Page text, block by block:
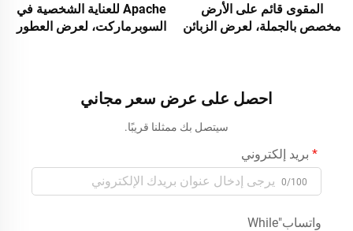
Apache للعناية الشخصية في
السوبرماركت، لعرض العطور
المقوى قائم على الأرض
مخصص بالجملة، لعرض الزبائن
نقاط البيع (POS)، ورف عرض
احصل على عرض سعر مجاني
سيتصل بك ممثلنا قريبًا.
بريد إلكتروني
0/100
واتساب"While